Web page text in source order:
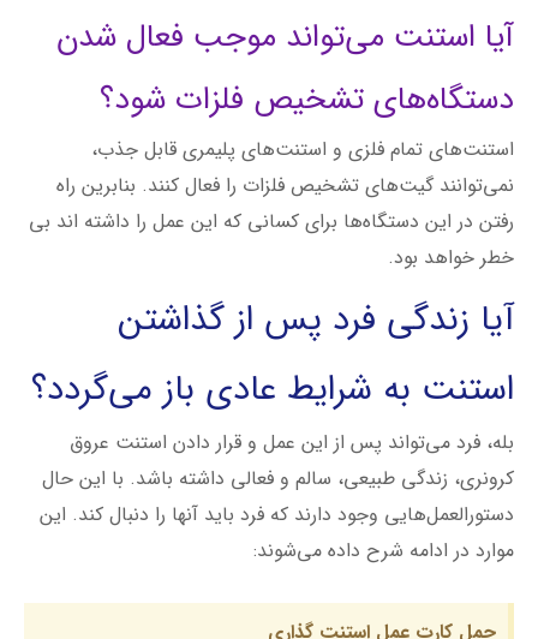
خطر خواهد بود.
آیا زندگی فرد پس از گذاشتن
استنت به شرایط عادی باز می‌گردد؟
بله، فرد می‌تواند پس از این عمل و قرار دادن استنت عروق
کرونری، زندگی طبیعی، سالم و فعالی داشته باشد. با این حال
دستورالعمل‌هایی وجود دارند که فرد باید آنها را دنبال کند. این
موارد در ادامه شرح داده می‌شوند:
حمل کارت عمل استنت گذاری
همراه داشتن کارتی که نشان می‌دهد شما پیش از این عمل قرار دادن
استنت داشته اید اهمیت دارد. این کارت باید حاوی اطلاعاتی نظیر نام
بیمار، نام و شماره تلفن پزشک و اطلاعات دیگری در مورد استنت گذاشته
شده باشد تا بدین ترتیب در مواقع نیاز دیگران بتوانند از این اطلاعات
استفاده کنند.